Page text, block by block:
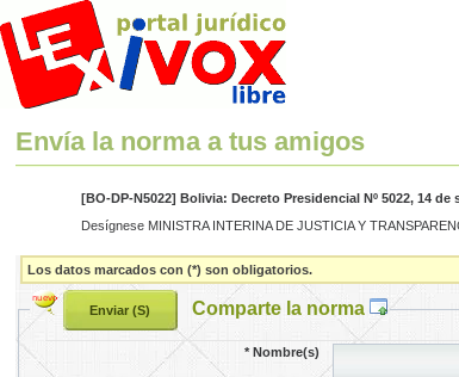
Envía la norma a tus amigos
[BO-DP-N5022] Bolivia: Decreto Presidencial Nº 5022, 14 de
Desígnese MINISTRA INTERINA DE JUSTICIA Y
Los datos marcados con (*) son obligatorios.
Comparte la norma
*Nombre(s)